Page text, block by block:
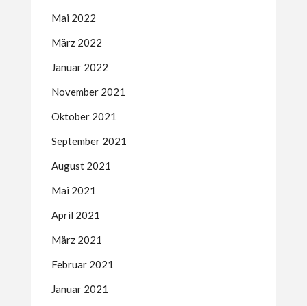
Mai 2022
März 2022
Januar 2022
November 2021
Oktober 2021
September 2021
August 2021
Mai 2021
April 2021
März 2021
Februar 2021
Januar 2021